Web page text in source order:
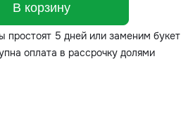
В корзину
простоят 5 дней или заменим букет
оплата в рассрочку долями